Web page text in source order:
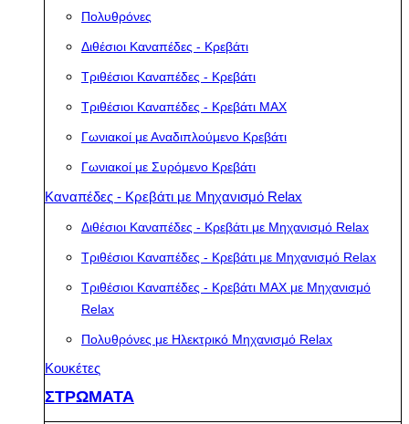
Πολυθρόνες
Διθέσιοι Καναπέδες - Κρεβάτι
Τριθέσιοι Καναπέδες - Κρεβάτι
Τριθέσιοι Καναπέδες - Κρεβάτι MAX
Γωνιακοί με Αναδιπλούμενο Κρεβάτι
Γωνιακοί με Συρόμενο Κρεβάτι
Καναπέδες - Κρεβάτι με Μηχανισμό Relax
Διθέσιοι Καναπέδες - Κρεβάτι με Μηχανισμό Relax
Τριθέσιοι Καναπέδες - Κρεβάτι με Μηχανισμό Relax
Τριθέσιοι Καναπέδες - Κρεβάτι MAX με Μηχανισμό
Relax
Πολυθρόνες με Ηλεκτρικό Μηχανισμό Relax
Κουκέτες
ΣΤΡΩΜΑΤΑ